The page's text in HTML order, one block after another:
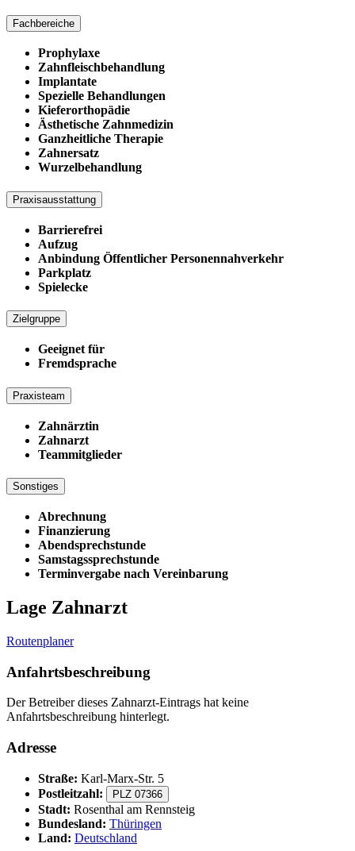
Fachbereiche
Prophylaxe
Zahnfleischbehandlung
Implantate
Spezielle Behandlungen
Kieferorthopädie
Ästhetische Zahnmedizin
Ganzheitliche Therapie
Zahnersatz
Wurzelbehandlung
Praxisausstattung
Barrierefrei
Aufzug
Anbindung Öffentlicher Personennahverkehr
Parkplatz
Spielecke
Zielgruppe
Geeignet für
Fremdsprache
Praxisteam
Zahnärztin
Zahnarzt
Teammitglieder
Sonstiges
Abrechnung
Finanzierung
Abendsprechstunde
Samstagssprechstunde
Terminvergabe nach Vereinbarung
Lage Zahnarzt
Routenplaner
Anfahrtsbeschreibung
Der Betreiber dieses Zahnarzt-Eintrags hat keine
Anfahrtsbeschreibung hinterlegt.
Adresse
Straße: Karl-Marx-Str. 5
Postleitzahl:
PLZ 07366
Stadt: Rosenthal am Rennsteig
Bundesland: Thüringen
Land: Deutschland